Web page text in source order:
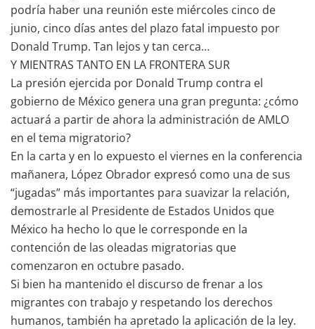
podría haber una reunión este miércoles cinco de
junio, cinco días antes del plazo fatal impuesto por
Donald Trump. Tan lejos y tan cerca…
Y MIENTRAS TANTO EN LA FRONTERA SUR
La presión ejercida por Donald Trump contra el
gobierno de México genera una gran pregunta: ¿cómo
actuará a partir de ahora la administración de AMLO
en el tema migratorio?
En la carta y en lo expuesto el viernes en la conferencia
mañanera, López Obrador expresó como una de sus
“jugadas” más importantes para suavizar la relación,
demostrarle al Presidente de Estados Unidos que
México ha hecho lo que le corresponde en la
contención de las oleadas migratorias que
comenzaron en octubre pasado.
Si bien ha mantenido el discurso de frenar a los
migrantes con trabajo y respetando los derechos
humanos, también ha apretado la aplicación de la ley.